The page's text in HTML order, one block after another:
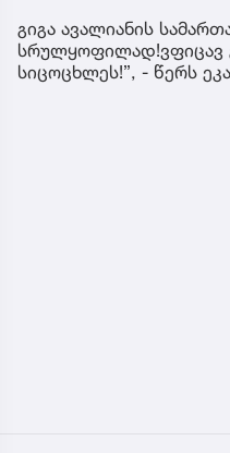
გიგა ავალიანის
სრულყოფილად!ვფიცავ
სიცოცხლეს!”, - წერს